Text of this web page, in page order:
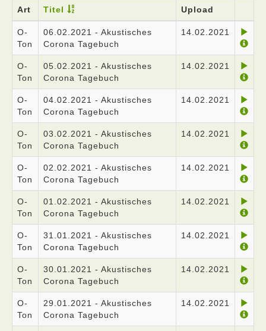
Art
Titel Upload
O-
Ton
06.02.2021 - Akustisches
Corona Tagebuch
14.02.2021
O-
Ton
05.02.2021 - Akustisches
Corona Tagebuch
14.02.2021
O-
Ton
04.02.2021 - Akustisches
Corona Tagebuch
14.02.2021
O-
Ton
03.02.2021 - Akustisches
Corona Tagebuch
14.02.2021
O-
Ton
02.02.2021 - Akustisches
Corona Tagebuch
14.02.2021
O-
Ton
01.02.2021 - Akustisches
Corona Tagebuch
14.02.2021
O-
Ton
31.01.2021 - Akustisches
Corona Tagebuch
14.02.2021
O-
Ton
30.01.2021 - Akustisches
Corona Tagebuch
14.02.2021
O-
Ton
29.01.2021 - Akustisches
Corona Tagebuch
14.02.2021